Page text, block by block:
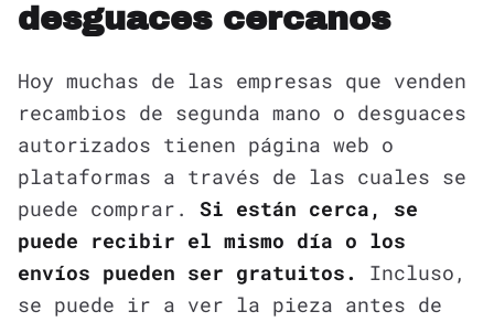
desguaces cercanos
Hoy muchas de las empresas que venden
recambios de segunda mano o desguaces
autorizados tienen página web o
plataformas a través de las cuales se
puede comprar. Si están cerca, se
puede recibir el mismo día o los
envíos pueden ser gratuitos.
Incluso,
se puede ir a ver la pieza antes de